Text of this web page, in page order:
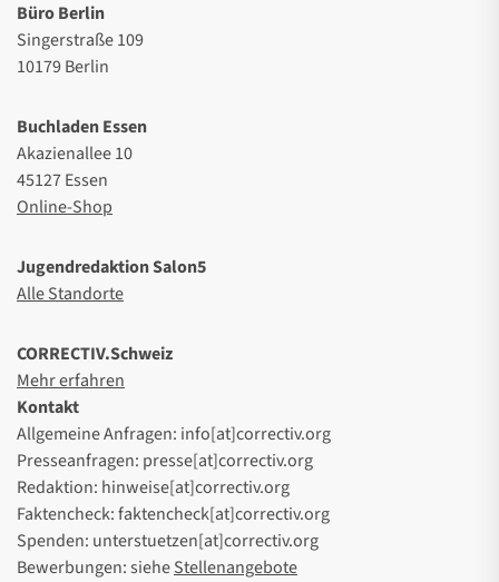
Büro Berlin
Singerstraße 109
10179 Berlin
Buchladen Essen
Akazienallee 10
45127 Essen
Online-Shop
Jugendredaktion Salon5
Alle Standorte
CORRECTIV.Schweiz
Mehr erfahren
Kontakt
Allgemeine Anfragen: info[at]correctiv.org
Presseanfragen: presse[at]correctiv.org
Redaktion: hinweise[at]correctiv.org
Faktencheck: faktencheck[at]correctiv.org
Spenden: unterstuetzen[at]correctiv.org
Bewerbungen: sieheStellenangebote